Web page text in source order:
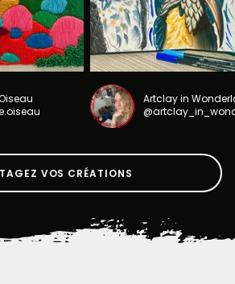
Artclay in
VOS CRÉATIONS